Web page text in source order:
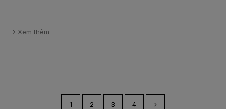
Xem thêm
1 2 3 4